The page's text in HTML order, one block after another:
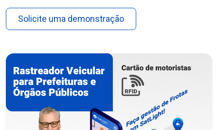
Solicite uma demonstração